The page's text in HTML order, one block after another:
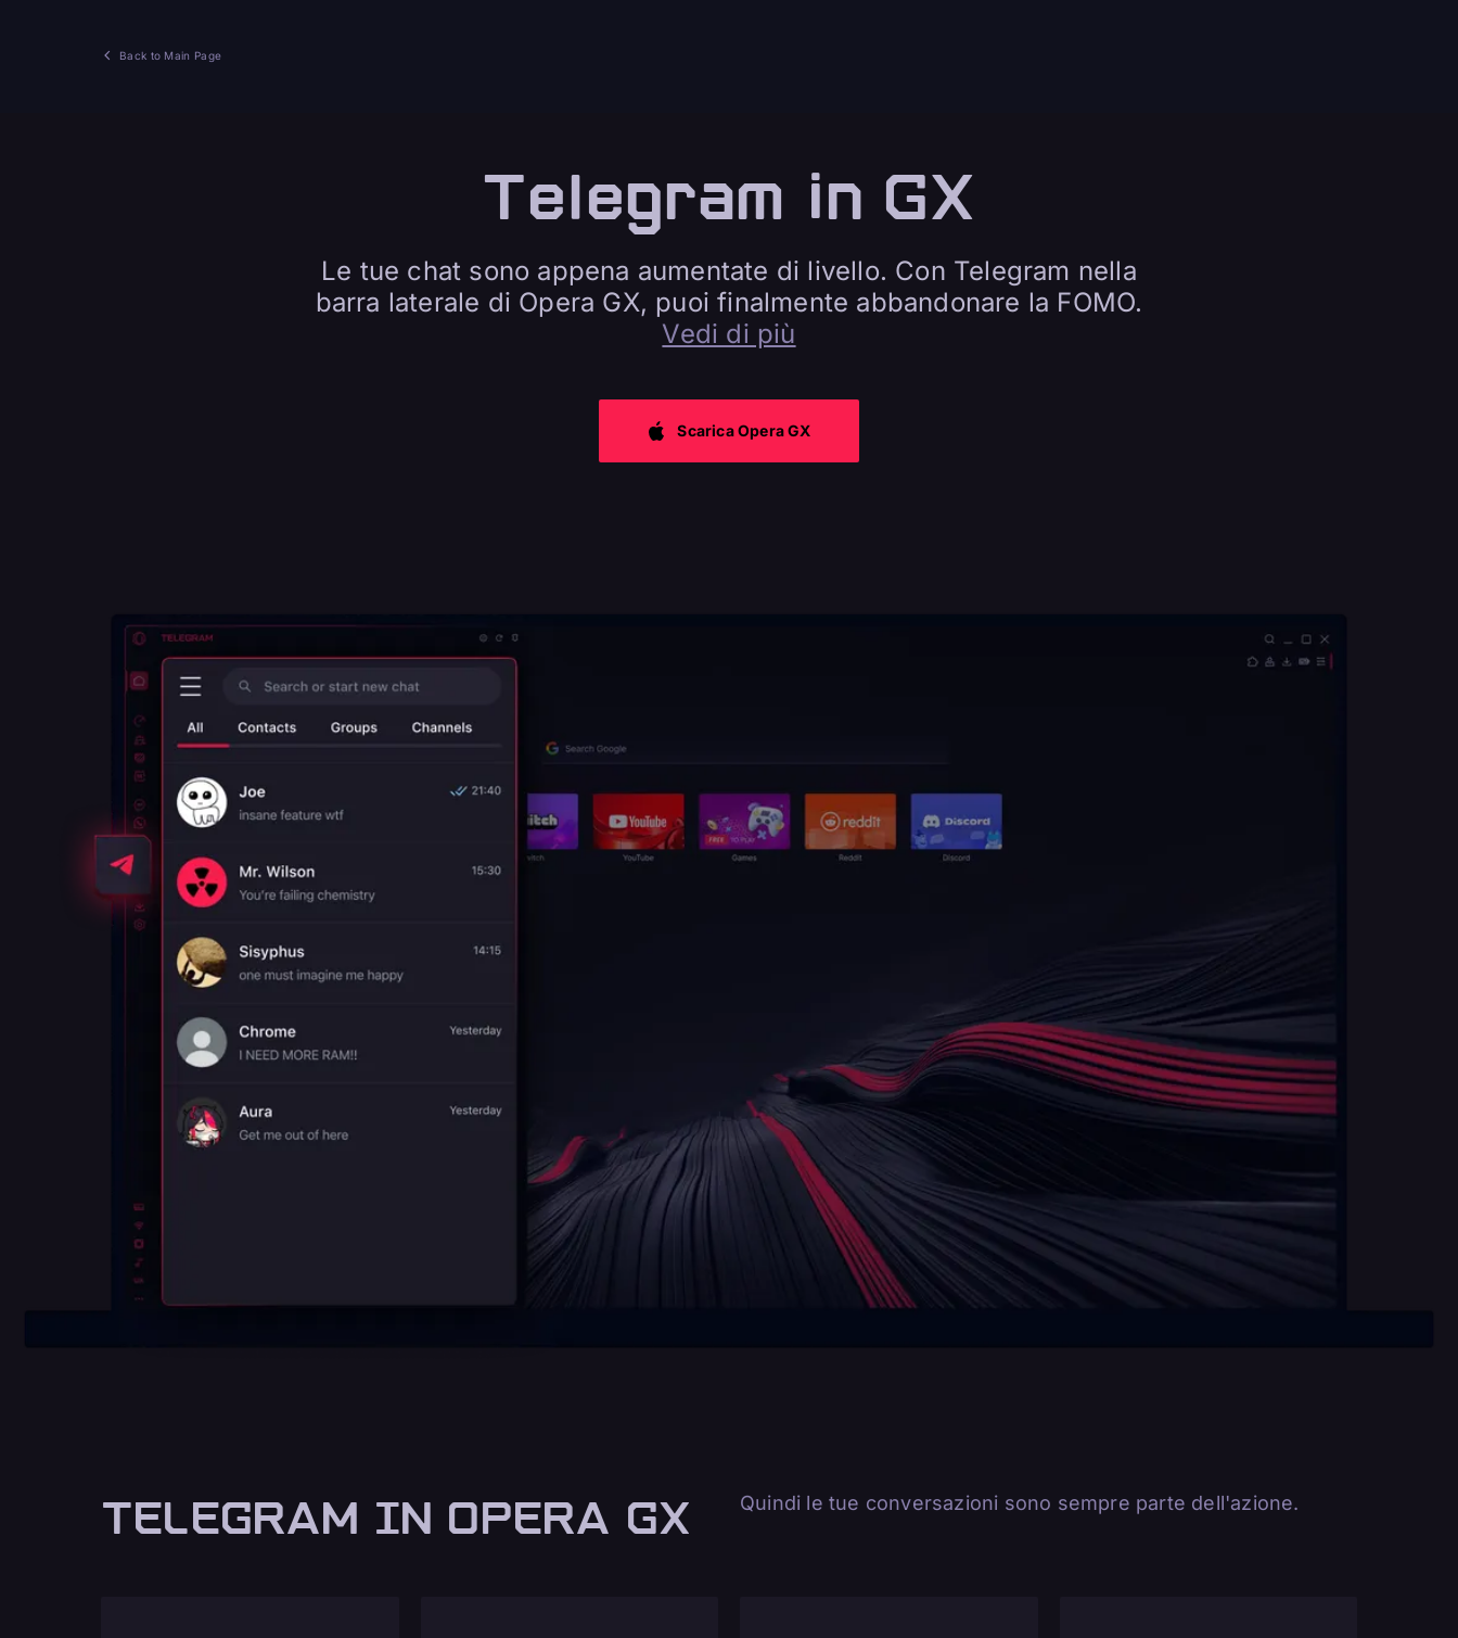
Back to Main Page
Telegram in GX
Le tue chat sono appena aumentate di livello. Con Telegram nella
barra laterale di Opera GX, puoi finalmente abbandonare la FOMO.
Vedi di più
Scarica Opera GX
TELEGRAM IN OPERA GX Quindi le tue conversazioni sono sempre parte dell'azione.